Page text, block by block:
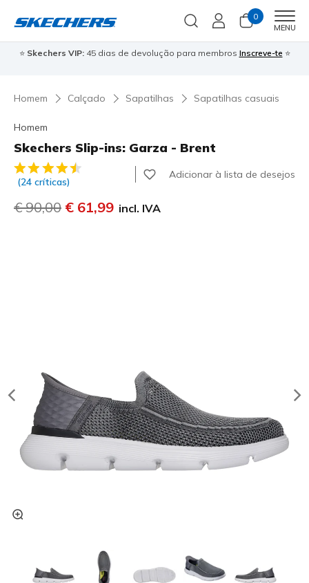
0
MENU
⭐ Skechers VIP:45 dias de devolução para membros Inscreve-te ⭐
Homem Calçado Sapatilhas Sapatilhas casuais
Homem
Skechers Slip-ins: Garza - Brent
4$5 de 5 – Classificação do cliente
(24 críticas)
Adicionar à lista de desejos
Preço com desconto de
€ 90,00 para
€ 61,99 incl. IVA